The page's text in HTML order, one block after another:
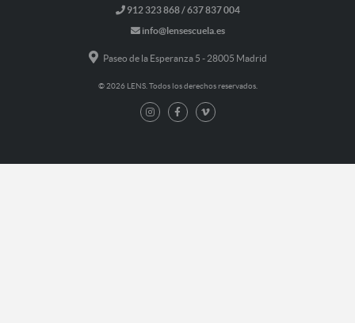
912 323 868 / 637 837 004
info@lensescuela.es
Paseo de la Esperanza 5 - 28005 Madrid
© 2026 LENS. Todos los derechos reservados.